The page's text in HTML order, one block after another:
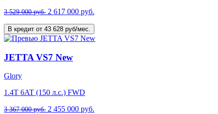
3 529 000 руб. 2 617 000 руб.
В кредит от 43 628 руб/мес.
JETTA VS7 New
Glory
1.4T 6AT (150 л.с.) FWD
3 367 000 руб. 2 455 000 руб.